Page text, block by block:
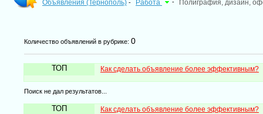
Объявления (Тернополь) - Работа - Полиграфия, дизайн,
Количество объявлений в рубрике: 0
ТОП Как сделать объявление более эффективным?
Поиск не дал результатов...
ТОП Как сделать объявление более эффективным?